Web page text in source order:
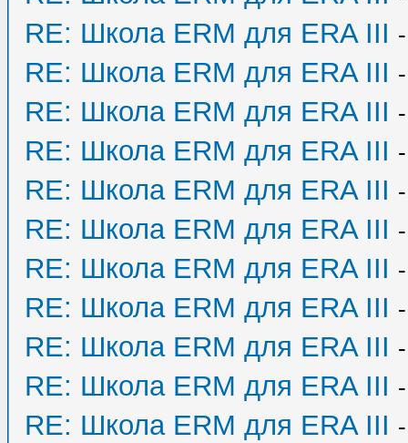
RE: Школа ERM для ERA III
RE: Школа ERM для ERA III
RE: Школа ERM для ERA III
RE: Школа ERM для ERA III
RE: Школа ERM для ERA III
RE: Школа ERM для ERA III
RE: Школа ERM для ERA III
RE: Школа ERM для ERA III
RE: Школа ERM для ERA III
RE: Школа ERM для ERA III
RE: Школа ERM для ERA III